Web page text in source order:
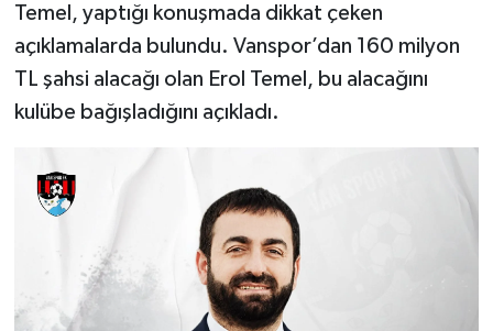
Temel, yaptığı konuşmada dikkat çeken
açıklamalarda bulundu. Vanspor’dan 160 milyon
TL şahsi alacağı olan Erol Temel, bu alacağını
kulübe bağışladığını açıkladı.